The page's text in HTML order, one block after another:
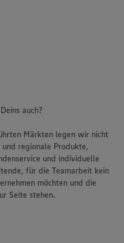
auch?
Märkten legen wir nicht
regionale Produkte,
und individuelle
für die Teamarbeit kein
möchten und die
Seite stehen.